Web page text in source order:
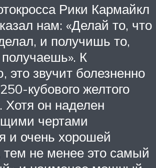
Рики Кармайкл
нам: «Делай то, что
и получишь то,
получаешь». К
это звучит болезненно
кубового желтого
Хотя он наделен
чертами
и очень хорошей
тем не менее это самый